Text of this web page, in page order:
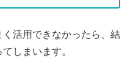
活用できなかったら、結
しまいます。